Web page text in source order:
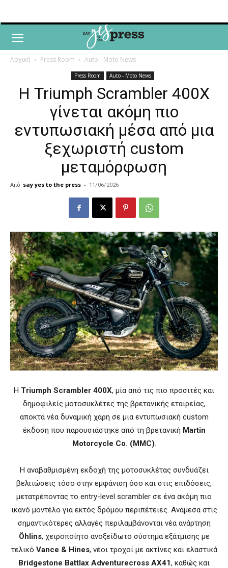
Αρχική Press Room Auto - Moto News
Press Room Auto - Moto News
Η Triumph Scrambler 400X
γίνεται ακόμη πιο
εντυπωσιακή μέσα από μια
ξεχωριστή custom
μεταμόρφωση
Από say yes to the press - 11/06/2026
Η Triumph Scrambler 400X, μία από τις πιο προσιτές και
δημοφιλείς μοτοσυκλέτες της βρετανικής εταιρείας,
αποκτά νέα δυναμική χάρη σε μια εντυπωσιακή custom
έκδοση που παρουσιάστηκε από τη βρετανική Martin
Motorcycle Co. (MMC).
Η αναβαθμισμένη εκδοχή της μοτοσυκλέτας συνδυάζει
βελτιώσεις τόσο στην εμφάνιση όσο και στις επιδόσεις,
μετατρέποντας το entry-level scrambler σε ένα ακόμη πιο
ικανό μοντέλο για εκτός δρόμου περιπέτειες. Ανάμεσα στις
σημαντικότερες αλλαγές περιλαμβάνονται νέα ανάρτηση
Öhlins, χειροποίητο ανοξείδωτο σύστημα εξάτμισης με
τελικό Vance & Hines, νέοι τροχοί με ακτίνες και ελαστικά
Bridgestone Battlax Adventurecross AX41, καθώς και